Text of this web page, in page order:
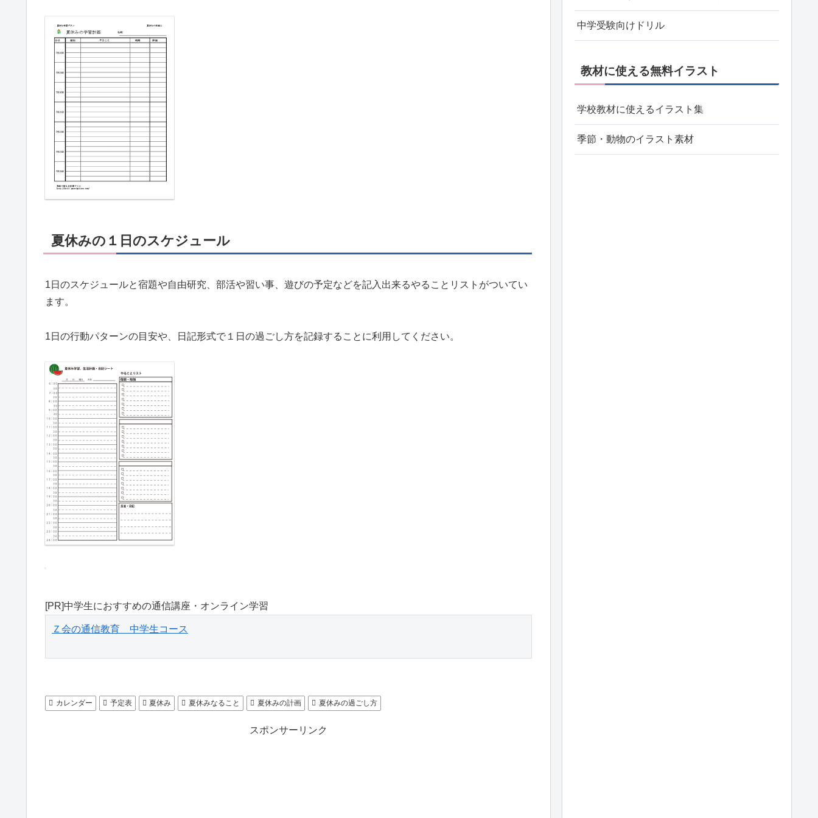
夏休みの１日のスケジュール
1日のスケジュールと宿題や自由研究、部活や習い事、遊びの予定などを記入出来るやることリストがついてい
ます。
1日の行動パターンの目安や、日記形式で１日の過ごし方を記録することに利用してください。
[PR]中学生におすすめの通信講座・オンライン学習
Ｚ会の通信教育　中学生コース
カレンダー 予定表 夏休み 夏休みなること 夏休みの計画 夏休みの過ごし方
スポンサーリンク
中学受験向けドリル
教材に使える無料イラスト
学校教材に使えるイラスト集
季節・動物のイラスト素材